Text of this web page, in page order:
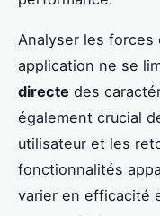
Analyser les forces
application ne se
directe des
également crucial
utilisateur et les
fonctionnalités
varier en efficacité